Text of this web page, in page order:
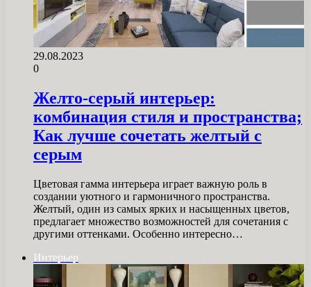
29.08.2023
0
Желто-серый интерьер:
комбинация стиля и пространства;
Как лучше сочетать желтый с
серым
Цветовая гамма интерьера играет важную роль в
создании уютного и гармоничного пространства.
Желтый, один из самых ярких и насыщенных цветов,
предлагает множество возможностей для сочетания с
другими оттенками. Особенно интересно…
Интерьер